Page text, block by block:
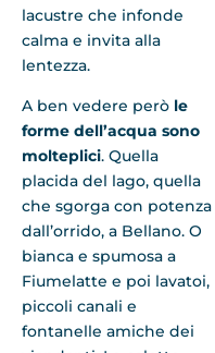
lacustre che infonde
calma e invita alla
lentezza.
A ben vedere però le
forme dell’acqua sono
molteplici. Quella
placida del lago, quella
che sgorga con potenza
dall’orrido, a Bellano. O
bianca e spumosa a
Fiumelatte e poi lavatoi,
piccoli canali e
fontanelle amiche dei